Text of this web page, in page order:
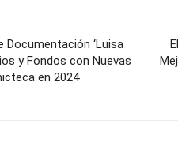
Documentación ‘Luisa
y Fondos con Nuevas
en 2024